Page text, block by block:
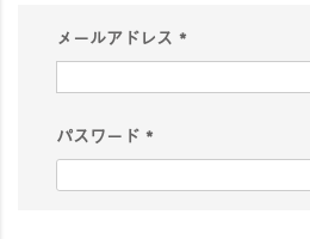
メールアドレス
(
必
パスワード
(
必